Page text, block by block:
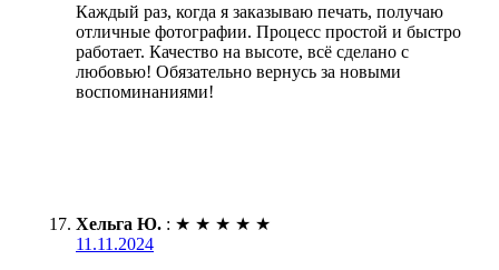
Каждый раз, когда я заказываю печать, получаю
отличные фотографии. Процесс простой и быстро
работает. Качество на высоте, всё сделано с
любовью! Обязательно вернусь за новыми
воспоминаниями!
Хельга Ю. : ★ ★ ★ ★ ★
11.11.2024